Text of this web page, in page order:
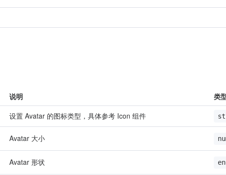
说明 类
设置 Avatar 的图标类型，具体参考 Icon 组件
Avatar 大小
Avatar 形状